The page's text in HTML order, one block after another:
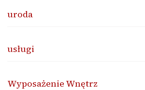
uroda
usługi
Wyposażenie Wnętrz